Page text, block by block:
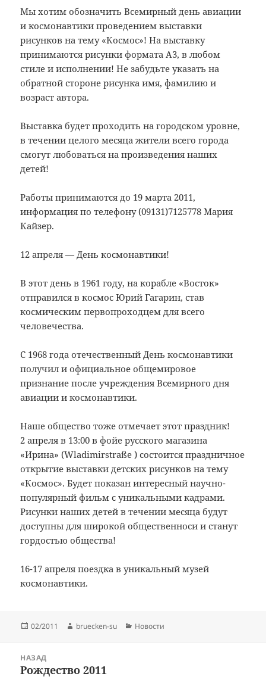
Мы хотим обозначить Всемирный день авиации
и космонавтики проведением выставки
рисунков на тему «Космос»! На выставку
принимаются рисунки формата А3, в любом
стиле и исполнении! Не забудьте указать на
обратной стороне рисунка имя, фамилию и
возраст автора.
Выставка будет проходить на городском уровне,
в течении целого месяца жители всего города
смогут любоваться на произведения наших
детей!
Работы принимаются до 19 марта 2011,
информация по телефону (09131)7125778 Мария
Кайзер.
12 апреля — День космонавтики!
В этот день в 1961 году, на корабле «Восток»
отправился в космос Юрий Гагарин, став
космическим первопроходцем для всего
человечества.
С 1968 года отечественный День космонавтики
получил и официальное общемировое
признание после учреждения Всемирного дня
авиации и космонавтики.
Наше общество тоже отмечает этот праздник!
2 апреля в 13:00 в фойе русского магазина
«Ирина» (Wladimirstraße ) состоится праздничное
открытие выставки детских рисунков на тему
«Космос». Будет показан интересный научно-
популярный фильм с уникальными кадрами.
Рисунки наших детей в течении месяца будут
доступны для широкой общественноси и станут
гордостью общества!
16-17 апреля поездка в уникальный музей
космонавтики.
Опубликовано
02/2011 Автор
bruecken-su Рубрики
Новости
записям
НАЗАД
Предыдущая
Рождество 2011